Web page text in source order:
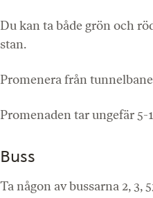
Du kan ta både grön och
stan.
Promenera från
Promenaden tar ungefär 5-
Buss
Ta någon av bussarna 2, 3,